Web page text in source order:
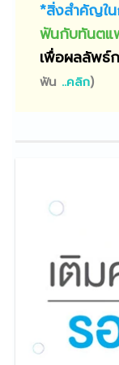
*สิ่งสำคัญใ
ฟันกับทันตแ
เพื่อผลลัพธ์
ฟัน ..คลิก)